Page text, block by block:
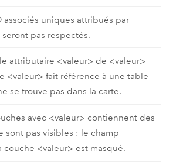
associés uniques attribués par
seront pas respectés.
attributaire <valeur> de <valeur>
<valeur> fait référence à une table
se trouve pas dans la carte.
avec <valeur> contiennent des
sont pas visibles : le champ
couche <valeur> est masqué.